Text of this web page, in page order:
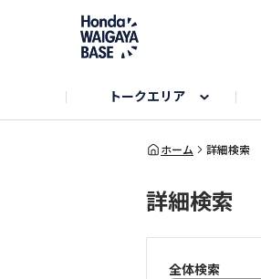
トークエリア
旅とドライブエリア
Nシリーズエリア
インターペット参加者
ハロウィンアルバム
未来に残したい日本の
自慢のHonda車
お知らせ コミ
Hondaキャンプ
USER'S VOICE
カーラインアップ
ホーム 詳細検索
詳細検索
全体検索